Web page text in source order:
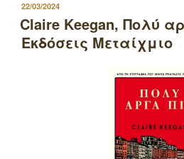
ΔΗΜΟΣΙΕΥΤΗΚΕ
ΣΤΙΣ
22/03/2024
Claire Keegan, Πολύ
Εκδόσεις Μεταίχμιο